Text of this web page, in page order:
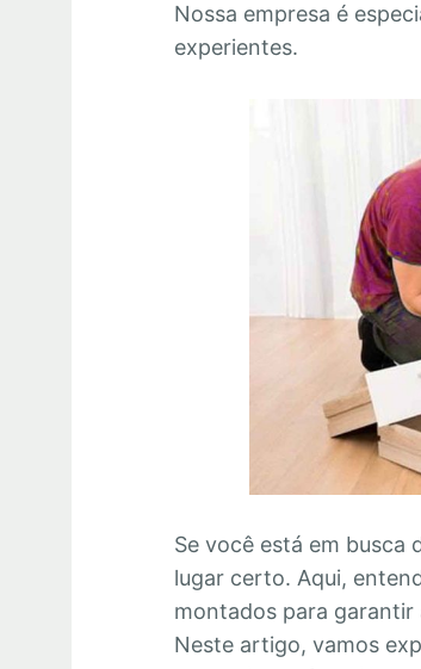
Nossa empresa é
experientes.
Se você está em busca
lugar certo. Aqui,
montados para garantir
Neste artigo, vamos